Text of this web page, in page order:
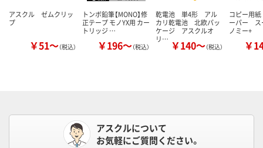
アスクル ゼムクリッ
プ
￥51～（税込）
トンボ鉛筆【MONO】修
正テープ モノYX用 カー
トリッジ …
￥196～（税込）
乾電池 単4形 アル
カリ乾電池 北欧パッ
ケージ アスクルオ
リ… ￥140～（税込）
コピー用
ーパー ス
ノミー+
￥
アスクルについて
お気軽にご質問ください。